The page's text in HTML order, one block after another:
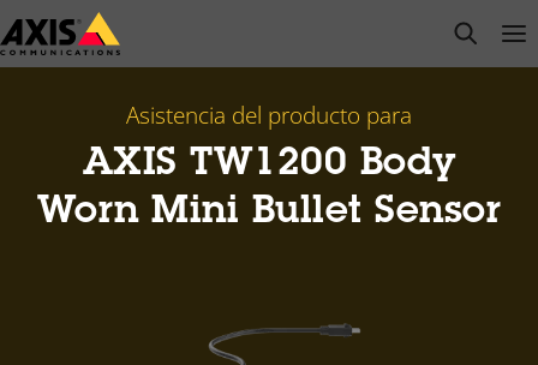
Saltar
al
open
Asistencia del producto para
AXIS TW1200 Body
Worn Mini Bullet Sensor